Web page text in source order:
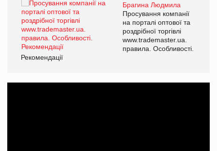
Брагина Людмила
Просування компанії
на порталі оптової та
роздрібної торгівлі
www.trademaster.ua.
правила. Особливості.
Рекомендації